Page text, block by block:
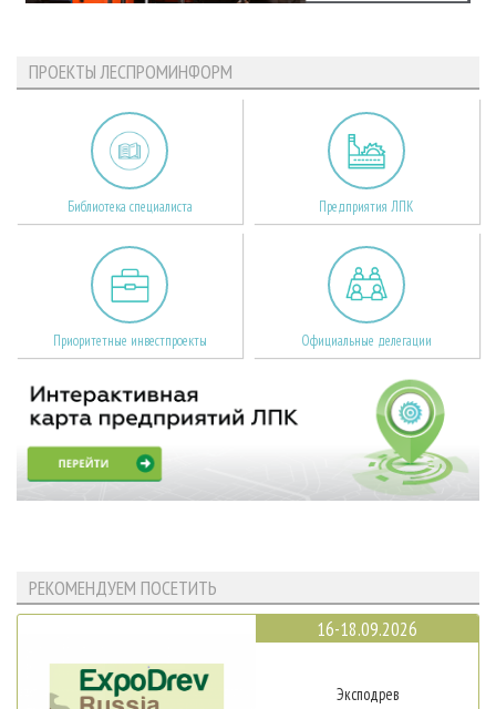
ПРОЕКТЫ ЛЕСПРОМИНФОРМ
Библиотека специалиста Предприятия ЛПК
Приоритетные инвестпроекты Официальные делегации
РЕКОМЕНДУЕМ ПОСЕТИТЬ
16-18.09.2026
Эксподрев